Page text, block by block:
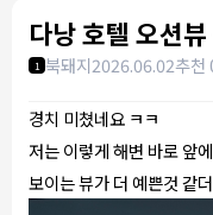
다낭 호텔 오션
1 북돼지2026.06.02추천
경치 미쳤네요 ㅋㅋ
저는 이렇게 해변 바로 앞
보이는 뷰가 더 예쁜것 같